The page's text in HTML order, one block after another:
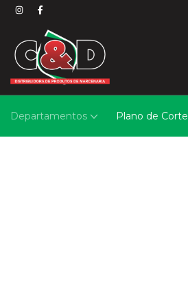
Departamentos Plano de Corte